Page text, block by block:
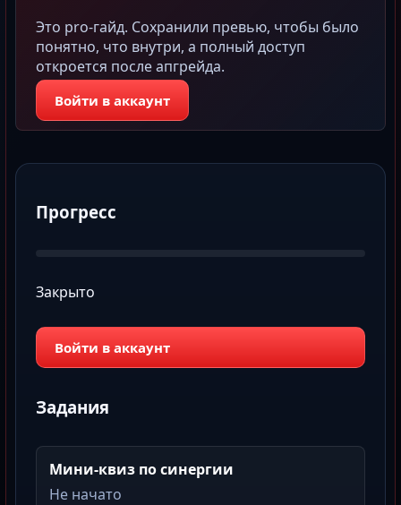
Это pro-гайд. Сохранили превью, чтобы было
понятно, что внутри, а полный доступ
откроется после апгрейда.
Войти в аккаунт
Прогресс
Закрыто
Войти в аккаунт
Задания
Мини-квиз по синергии
Не начато